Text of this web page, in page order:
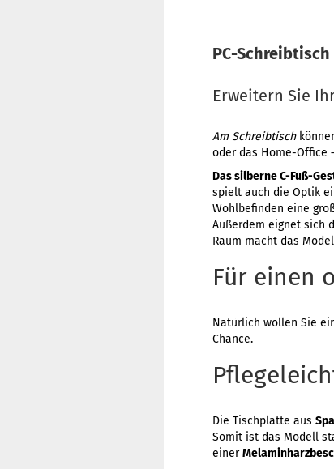
PC-
Erweitern Sie
Am Schreibtisch
oder das Home-Office
Das silberne C-Fuß-
spielt auch die Optik
Wohlbefinden eine
Außerdem eignet sich
Raum macht das
Für einen
Natürlich wollen Sie
Chance.
Die Tischplatte aus
Somit ist das Modell
einer